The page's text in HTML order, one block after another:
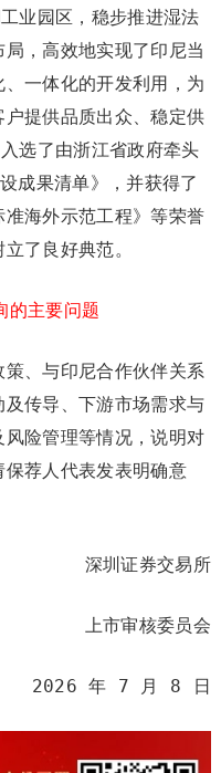
业园区，稳步推进湿法
，高效地实现了印尼当
一体化的开发利用，为
提供品质出众、稳定供
选了由浙江省政府牵头
成果清单》，并获得了
海外示范工程》等荣誉
了良好典范。
的主要问题
、与印尼合作伙伴关系
传导、下游市场需求与
险管理等情况，说明对
荐人代表发表明确意
深圳证券交易所
上市审核委员会
2026 年 7 月 8 日